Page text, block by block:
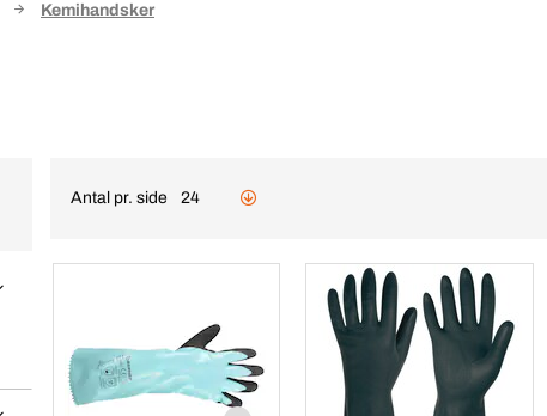
Kemihandsker
Antal pr. side 24